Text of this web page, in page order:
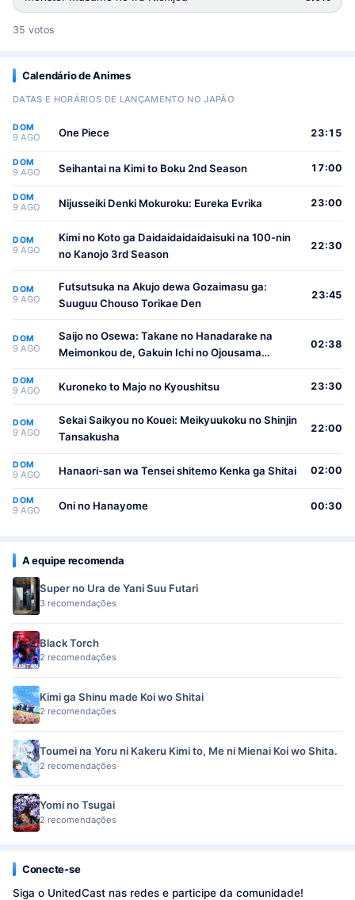
35 votos
Calendário de Animes
DATAS E HORÁRIOS DE LANÇAMENTO NO JAPÃO
DOM
9 AGO One Piece 23:15
DOM
9 AGO Seihantai na Kimi to Boku 2nd Season 17:00
DOM
9 AGO Nijusseiki Denki Mokuroku: Eureka Evrika 23:00
DOM
9 AGO
Kimi no Koto ga Daidaidaidaidaisuki na 100-nin
no Kanojo 3rd Season
22:30
DOM
9 AGO
Futsutsuka na Akujo dewa Gozaimasu ga:
Suuguu Chouso Torikae Den
23:45
DOM
9 AGO
Saijo no Osewa: Takane no Hanadarake na
Meimonkou de, Gakuin Ichi no Ojousama
Osewa suru Koto ni Narimashita
02:38
DOM
9 AGO Kuroneko to Majo no Kyoushitsu 23:30
DOM
9 AGO
Sekai Saikyou no Kouei: Meikyuukoku no Shinjin
Tansakusha
22:00
DOM
9 AGO Hanaori-san wa Tensei shitemo Kenka ga Shitai 02:00
DOM
9 AGO Oni no Hanayome 00:30
A equipe recomenda
Super no Ura de Yani Suu Futari
3 recomendações
Black Torch
2 recomendações
Kimi ga Shinu made Koi wo Shitai
2 recomendações
Toumei na Yoru ni Kakeru Kimi to, Me ni Mienai Koi wo Shita.
2 recomendações
Yomi no Tsugai
2 recomendações
Conecte-se
Siga o UnitedCast nas redes e participe da comunidade!